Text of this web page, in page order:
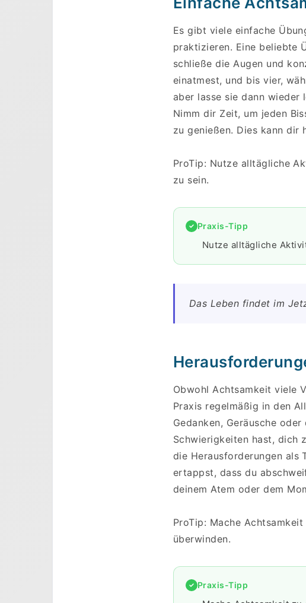
Es gibt viele einfache
praktizieren. Eine beliebte
schließe die Augen und
einatmest, und bis vier,
aber lasse sie dann wieder
Nimm dir Zeit, um jeden
zu genießen. Dies kann dir
ProTip: Nutze alltägliche
zu sein.
Praxis-Tipp
Nutze alltägliche
Das Leben findet im
Obwohl Achtsamkeit viele
Praxis regelmäßig in den
Gedanken, Geräusche
Schwierigkeiten hast, dich
die Herausforderungen als
ertappst, dass du
deinem Atem oder dem
ProTip: Mache
überwinden.
Praxis-Tipp